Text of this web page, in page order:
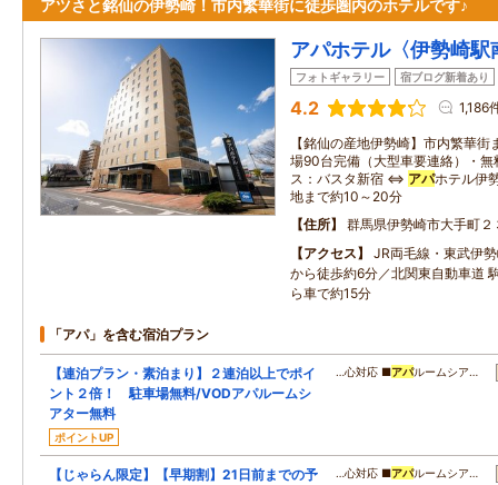
アツさと銘仙の伊勢崎！市内繁華街に徒歩圏内のホテルです♪
アパホテル〈伊勢崎駅
フォトギャラリー 宿ブログ新着あり
4.2 1,186
【銘仙の産地伊勢崎】市内繁華
場90台完備（大型車要連絡）・
ス：バスタ新宿 ⇔ アパホテル伊
地まで約10～20分
住所
群馬県伊勢崎市大手町２
アクセス
JR両毛線・東武伊
から徒歩約6分／北関東自動車道
ら車で約15分
「アパ」を含む宿泊プラン
【連泊プラン・素泊まり】２連泊以上でポイ
ント２倍！ 駐車場無料/VODアパルームシ
アター無料
ポイントUP
…心対応 ■アパルームシア…
【じゃらん限定】【早期割】21日前までの予
…心対応 ■アパルームシア…